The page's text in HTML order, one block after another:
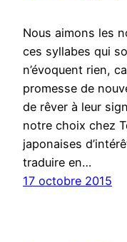
Nous aimons les
ces syllabes qui
n’évoquent rien,
promesse de
de rêver à leur
notre choix chez
japonaises
traduire en…
17 octobre 2015